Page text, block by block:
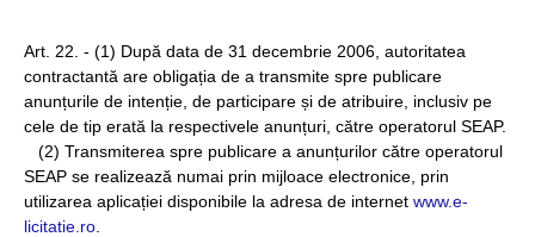
Art. 22. - (1) După data de 31 decembrie 2006, autoritatea
contractantă are obligația de a transmite spre publicare
anunțurile de intenție, de participare și de atribuire, inclusiv pe
cele de tip erată la respectivele anunțuri, către operatorul SEAP.
(2) Transmiterea spre publicare a anunțurilor către operatorul
SEAP se realizează numai prin mijloace electronice, prin
utilizarea aplicației disponibile la adresa de internet www.e-
licitatie.ro